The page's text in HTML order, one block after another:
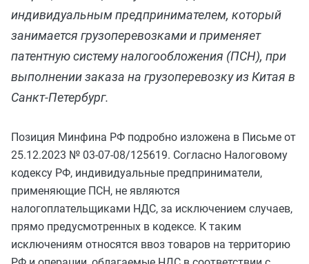
индивидуальным предпринимателем, который
занимается грузоперевозками и применяет
патентную систему налогообложения (ПСН), при
выполнении заказа на грузоперевозку из Китая в
Санкт-Петербург.
Позиция Минфина РФ подробно изложена в Письме от
25.12.2023 № 03-07-08/125619. Согласно Налоговому
кодексу РФ, индивидуальные предприниматели,
применяющие ПСН, не являются
налогоплательщиками НДС, за исключением случаев,
прямо предусмотренных в кодексе. К таким
исключениям относятся ввоз товаров на территорию